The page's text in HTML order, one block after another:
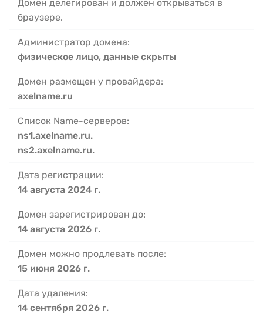
Домен делегирован и должен открываться в
браузере.
Администратор домена:
физическое лицо, данные скрыты
Домен размещен у провайдера:
axelname.ru
Список Name-серверов:
ns1.axelname.ru.
ns2.axelname.ru.
Дата регистрации:
14 августа 2024 г.
Домен зарегистрирован до:
14 августа 2026 г.
Домен можно продлевать после:
15 июня 2026 г.
Дата удаления:
14 сентября 2026 г.